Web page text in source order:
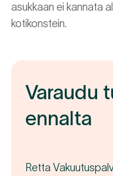
asukkaan ei kannata
kotikonstein.
Varaudu
ennalta
Retta